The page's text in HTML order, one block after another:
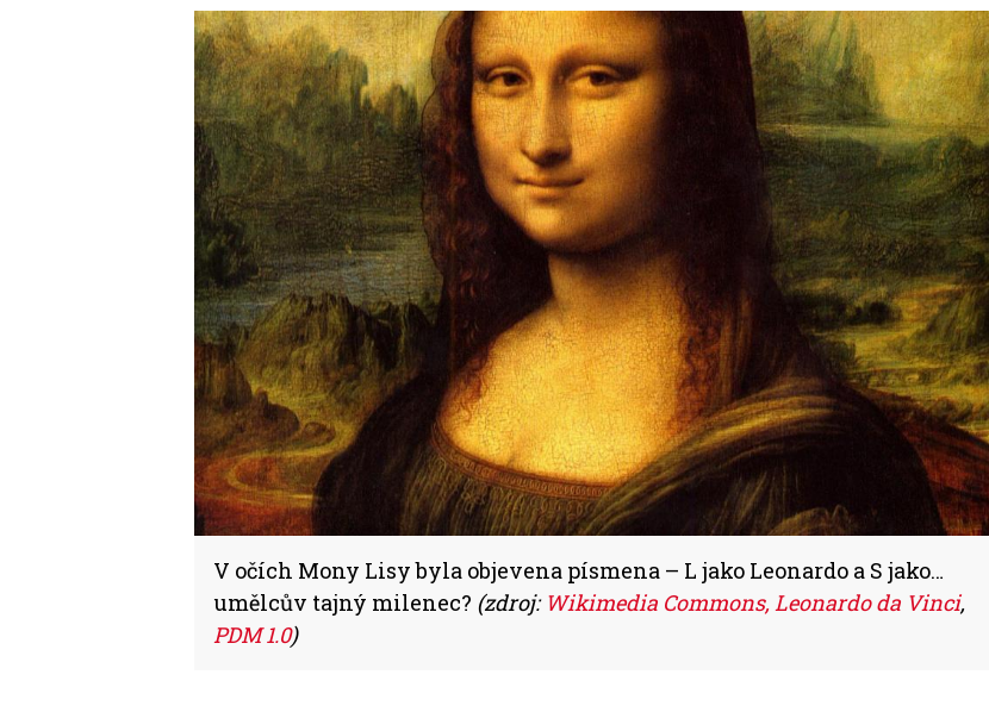
V očích Mony Lisy byla objevena písmena – L jako Leonardo a S jako…
umělcův tajný milenec? (zdroj: Wikimedia Commons, Leonardo da Vinci,
PDM 1.0)